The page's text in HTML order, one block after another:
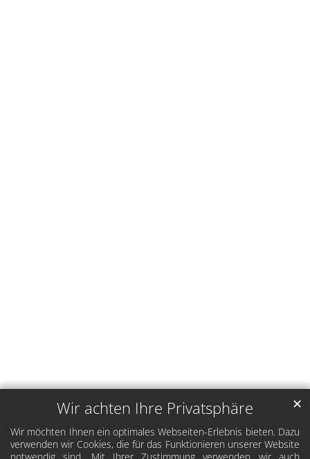
Wir achten Ihre Privatsphäre
Wir möchten Ihnen ein optimales Webseiten-Erlebnis bieten. Dazu
verwenden wir Cookies, die für das Funktionieren unserer Website
✕